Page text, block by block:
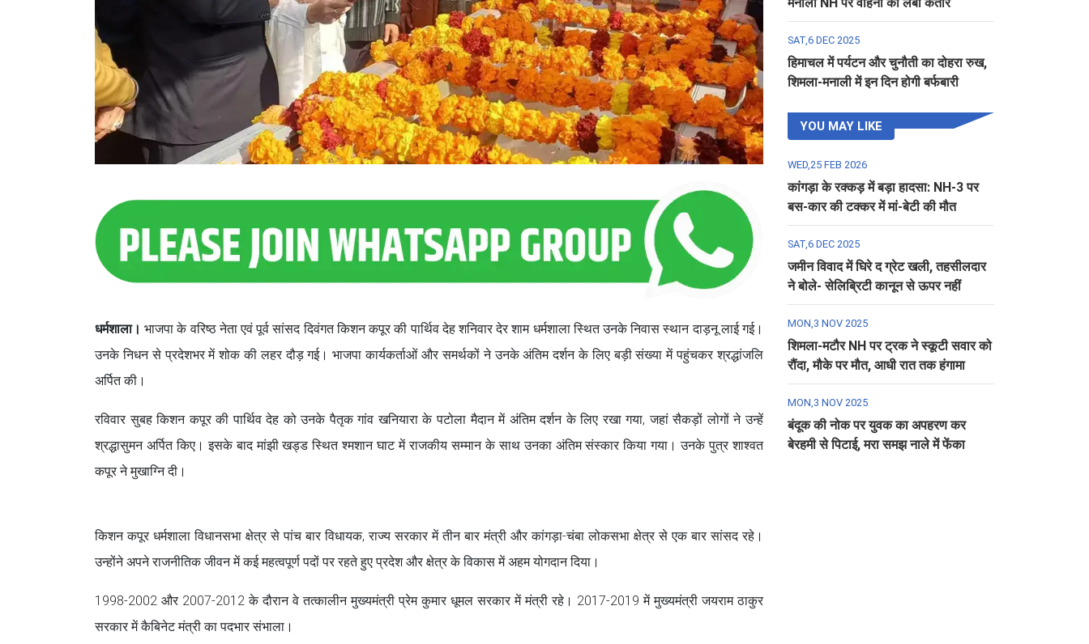
धर्मशाला। भाजपा के वरिष्ठ नेता एवं पूर्व सांसद दिवंगत किशन कपूर की पार्थिव देह शनिवार देर शाम धर्मशाला स्थित उनके निवास स्थान दाड़नू लाई गई।
उनके निधन से प्रदेशभर में शोक की लहर दौड़ गई। भाजपा कार्यकर्ताओं और समर्थकों ने उनके अंतिम दर्शन के लिए बड़ी संख्या में पहुंचकर श्रद्धांजलि
अर्पित की।
रविवार सुबह किशन कपूर की पार्थिव देह को उनके पैतृक गांव खनियारा के पटोला मैदान में अंतिम दर्शन के लिए रखा गया, जहां सैकड़ों लोगों ने उन्हें
श्रद्धासुमन अर्पित किए। इसके बाद मांझी खड्ड स्थित श्मशान घाट में राजकीय सम्मान के साथ उनका अंतिम संस्कार किया गया। उनके पुत्र शाश्वत
कपूर ने मुखाग्नि दी।
किशन कपूर धर्मशाला विधानसभा क्षेत्र से पांच बार विधायक, राज्य सरकार में तीन बार मंत्री और कांगड़ा-चंबा लोकसभा क्षेत्र से एक बार सांसद रहे।
उन्होंने अपने राजनीतिक जीवन में कई महत्वपूर्ण पदों पर रहते हुए प्रदेश और क्षेत्र के विकास में अहम योगदान दिया।
1998-2002 और 2007-2012 के दौरान वे तत्कालीन मुख्यमंत्री प्रेम कुमार धूमल सरकार में मंत्री रहे। 2017-2019 में मुख्यमंत्री जयराम ठाकुर
सरकार में कैबिनेट मंत्री का पदभार संभाला।
SAT,6 DEC 2025
हिमाचल में पर्यटन और चुनौती का दोहरा रुख,
शिमला-मनाली में इन दिन होगी बर्फबारी
YOU MAY LIKE
WED,25 FEB 2026
कांगड़ा के रक्कड़ में बड़ा हादसा: NH-3 पर
बस-कार की टक्कर में मां-बेटी की मौत
SAT,6 DEC 2025
जमीन विवाद में घिरे द ग्रेट खली, तहसीलदार
ने बोले- सेलिब्रिटी कानून से ऊपर नहीं
MON,3 NOV 2025
शिमला-मटौर NH पर ट्रक ने स्कूटी सवार को
रौंदा, मौके पर मौत, आधी रात तक हंगामा
MON,3 NOV 2025
बंदूक की नोक पर युवक का अपहरण कर
बेरहमी से पिटाई, मरा समझ नाले में फेंका